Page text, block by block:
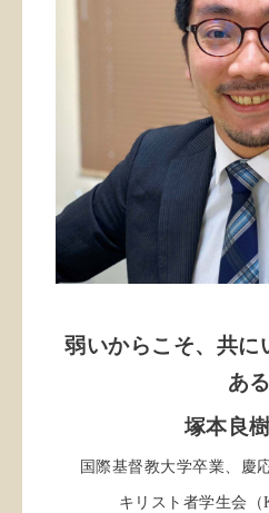
弱いからこそ、共に
ある
塚本良
国際基督教大学卒業、慶
キリスト者学生会